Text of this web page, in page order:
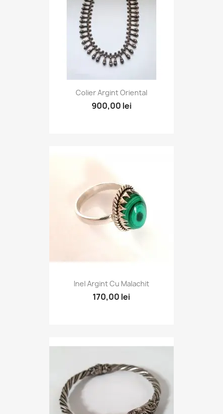
Colier Argint Oriental
900,00 lei
Inel Argint Cu Malachit
170,00 lei